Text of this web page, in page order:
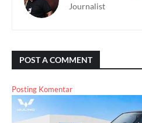
Journalist
POST A COMMENT
Posting Komentar